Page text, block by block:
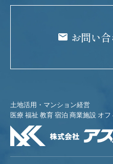
お問い
土地活用・マンション経営
医療 福祉 教育 宿泊 商業施設 オ